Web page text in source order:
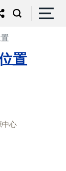
置
中心